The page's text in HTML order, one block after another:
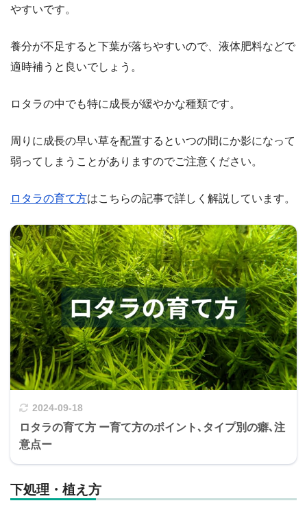
やすいです。
養分が不足すると下葉が落ちやすいので、液体肥料などで
適時補うと良いでしょう。
ロタラの中でも特に成長が緩やかな種類です。
周りに成長の早い草を配置するといつの間にか影になって
弱ってしまうことがありますのでご注意ください。
ロタラの育て方はこちらの記事で詳しく解説しています。
2024-09-18
ロタラの育て方 ー育て方のポイント､タイプ別の癖､注
意点ー
下処理・植え方